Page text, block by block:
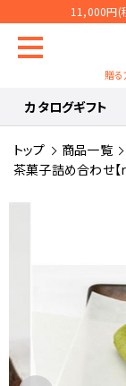
11,000円(
贈
カタログギフト
トップ 商品一覧
茶菓子詰め合わせ